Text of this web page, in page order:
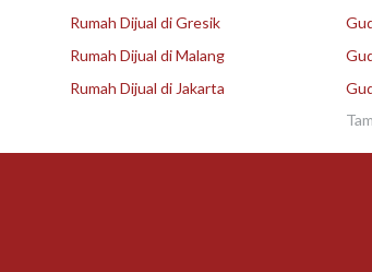
Rumah Dijual di Gresik
Rumah Dijual di Malang
Rumah Dijual di Jakarta